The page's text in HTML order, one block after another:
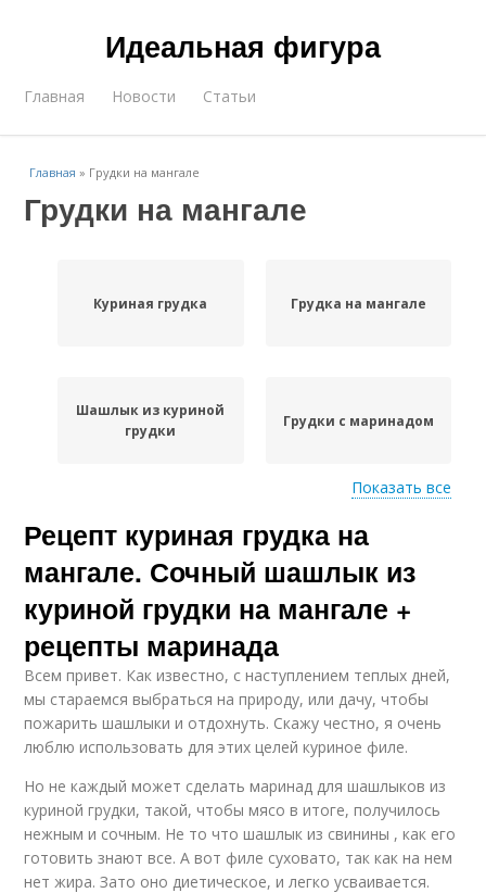
Идеальная фигура
Главная Новости Статьи
Главная » Грудки на мангале
Грудки на мангале
Куриная грудка Грудка на мангале
Шашлык из куриной
грудки
Грудки с маринадом
Филе на мангале Грудка в соевом соусе
Соус на мангале
Показать все
Рецепт куриная грудка на
мангале. Сочный шашлык из
куриной грудки на мангале +
рецепты маринада
Всем привет. Как известно, с наступлением теплых дней,
мы стараемся выбраться на природу, или дачу, чтобы
пожарить шашлыки и отдохнуть. Скажу честно, я очень
люблю использовать для этих целей куриное филе.
Но не каждый может сделать маринад для шашлыков из
куриной грудки, такой, чтобы мясо в итоге, получилось
нежным и сочным. Не то что шашлык из свинины , как его
готовить знают все. А вот филе суховато, так как на нем
нет жира. Зато оно диетическое, и легко усваивается.